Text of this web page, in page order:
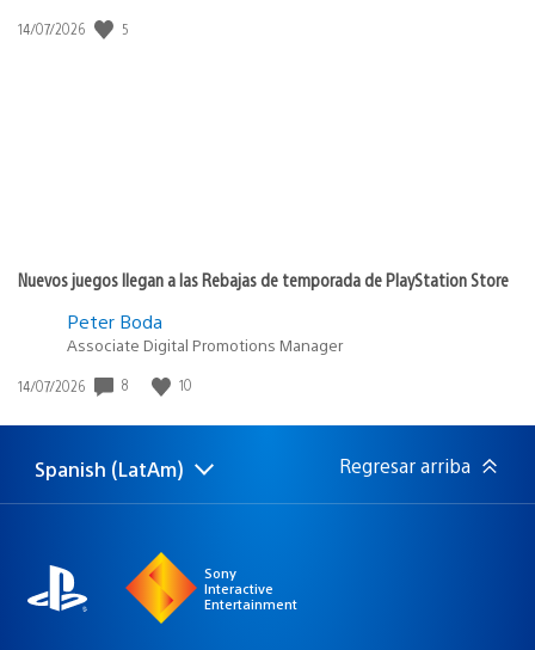
Fecha
14/07/2026 5
Nuevos juegos llegan a las Rebajas de temporada de PlayStation Store
Peter Boda
Associate Digital Promotions Manager
Fecha
publicación:
14/07/2026 8 10
Elige
Región
Spanish (LatAm) Regresar arriba
Sony
Interactive
Entertainment